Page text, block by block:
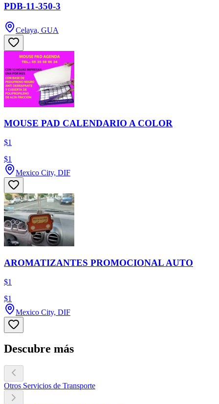
PDB-11-350-3
Celaya, GUA
MOUSE PAD CALENDARIO A COLOR
$1
$1
Mexico City, DIF
AROMATIZANTES PROMOCIONAL AUTO
$1
$1
Mexico City, DIF
Descubre más
Otros Servicios de Transporte